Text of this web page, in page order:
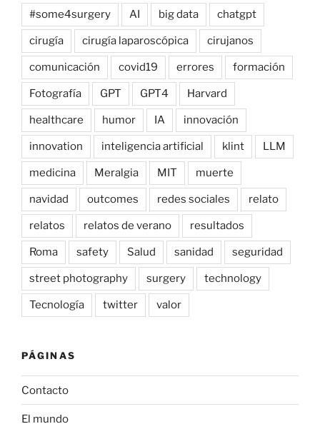
#some4surgery AI big data chatgpt
cirugía cirugía laparoscópica cirujanos
comunicación covid19 errores formación
Fotografía GPT GPT4 Harvard
healthcare humor IA innovación
innovation inteligencia artificial klint LLM
medicina Meralgia MIT muerte
navidad outcomes redes sociales relato
relatos relatos de verano resultados
Roma safety Salud sanidad seguridad
street photography surgery technology
Tecnología twitter valor
PÁGINAS
Contacto
El mundo